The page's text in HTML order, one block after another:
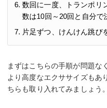
数回に一度、トランポリ
数は10回～20回と自分で
片足ずつ、けんけん跳び
まずはこちらの手順が問題な
より高度なエクササイズもあ
ちらも取り入れてみましょう。